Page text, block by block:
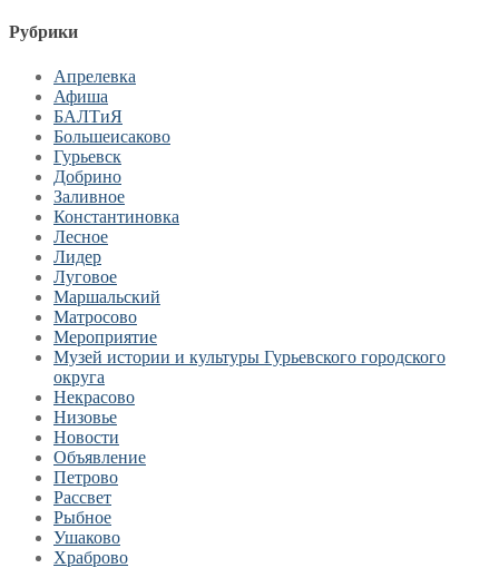
Рубрики
Апрелевка
Афиша
БАЛТиЯ
Большеисаково
Гурьевск
Добрино
Заливное
Константиновка
Лесное
Лидер
Луговое
Маршальский
Матросово
Мероприятие
Музей истории и культуры Гурьевского городского
округа
Некрасово
Низовье
Новости
Объявление
Петрово
Рассвет
Рыбное
Ушаково
Храброво